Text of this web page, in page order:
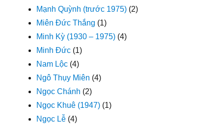
Mạnh Quỳnh (trước 1975) (2)
Miên Đức Thắng (1)
Minh Kỳ (1930 – 1975) (4)
Minh Đức (1)
Nam Lộc (4)
Ngô Thụy Miên (4)
Ngọc Chánh (2)
Ngọc Khuê (1947) (1)
Ngọc Lễ (4)